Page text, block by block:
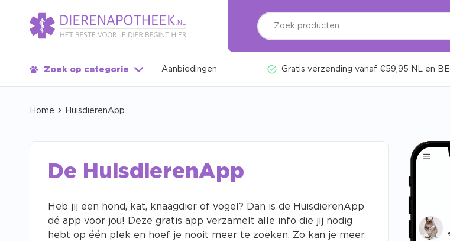
Zoek op categorie Aanbiedingen Gratis verzending vanaf €59,95 NL en BE
Home HuisdierenApp
De HuisdierenApp
Heb jij een hond, kat, knaagdier of vogel? Dan is de HuisdierenApp
dé app voor jou! Deze gratis app verzamelt alle info die jij nodig
hebt op één plek en hoef je nooit meer te zoeken. Zo kan je meer